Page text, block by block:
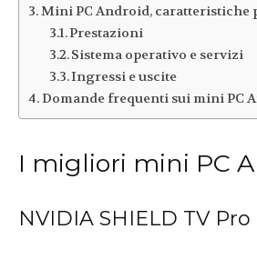
Mini PC Android,
Prestazioni
Sistema operativo e servizi
Ingressi e uscite
Domande frequenti sui mini PC
I migliori mini PC
NVIDIA SHIELD TV Pro